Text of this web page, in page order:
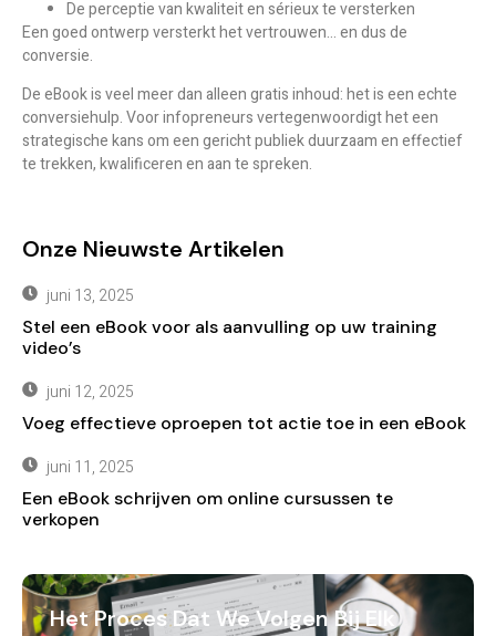
De perceptie van kwaliteit en sérieux te versterken
Een goed ontwerp versterkt het vertrouwen… en dus de
conversie.
De eBook is veel meer dan alleen gratis inhoud: het is een echte
conversiehulp. Voor infopreneurs vertegenwoordigt het een
strategische kans om een gericht publiek duurzaam en effectief
te trekken, kwalificeren en aan te spreken.
Onze Nieuwste Artikelen
juni 13, 2025
Stel een eBook voor als aanvulling op uw training
video’s
juni 12, 2025
Voeg effectieve oproepen tot actie toe in een eBook
juni 11, 2025
Een eBook schrijven om online cursussen te
verkopen
Het Proces Dat We Volgen Bij Elk